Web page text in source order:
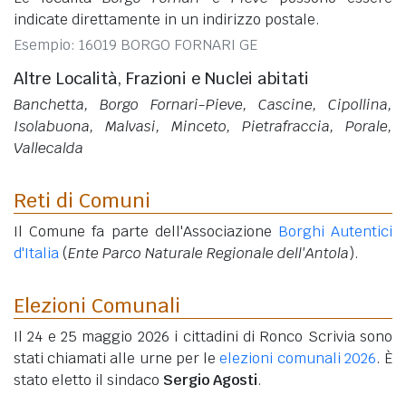
indicate direttamente in un indirizzo postale.
Esempio: 16019 BORGO FORNARI GE
Altre Località, Frazioni e Nuclei abitati
Banchetta, Borgo Fornari-Pieve, Cascine, Cipollina,
Isolabuona, Malvasi, Minceto, Pietrafraccia, Porale,
Vallecalda
Reti di Comuni
Il Comune fa parte dell'Associazione Borghi Autentici
d'Italia(Ente Parco Naturale Regionale dell'Antola).
Elezioni Comunali
Il 24 e 25 maggio 2026 i cittadini di Ronco Scrivia sono
stati chiamati alle urne per leelezioni comunali 2026. È
stato eletto il sindaco Sergio Agosti.